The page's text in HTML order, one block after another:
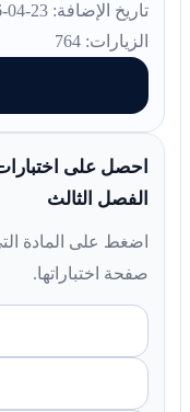
تاريخ الإضافة: 23-04-2026
الزيارات: 764
احصل على اختبارات
الفصل الثالث
اضغط على المادة
صفحة اختباراتها.